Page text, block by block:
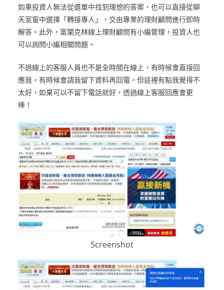
如果投資人無法從選單中找到理想的答案，也可以直接從聊
天室窗中選擇「轉接專人」，交由專業的理財顧問進行即時
解答。此外，富蘭克林線上理財顧問有小編管理，投資人也
可以詢問小編相關問題。
不過線上的客服人員也不是全時間在線上，有時候會直接回
應我，有時候會請我留下資料再回電。但這裡有點我覺得不
太好，如果可以不留下電話就好，透過線上客服回應會更
棒！
Screenshot